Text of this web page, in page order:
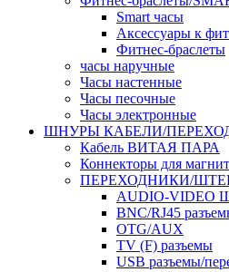
Smart часы
Аксессуары к
Фитнес-браслеты
часы наручные
Часы настенные
Часы песочные
Часы электронные
ШНУРЫ КАБЕЛИ/
Кабель ВИТАЯ ПАРА
Коннекторы для
ПЕРЕХОДНИКИ/
AUDIO-VIDEO
BNC/RJ45
OTG/AUX
TV (F) разъемы
USB разъемы/